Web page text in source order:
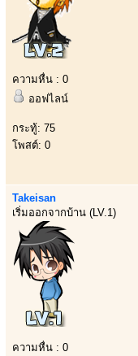
ความหื่น : 0
ออฟไลน์
กระทู้: 75
โพสต์: 0
Takeisan
เริ่มออกจากบ้าน (LV.1)
ความหื่น : 0